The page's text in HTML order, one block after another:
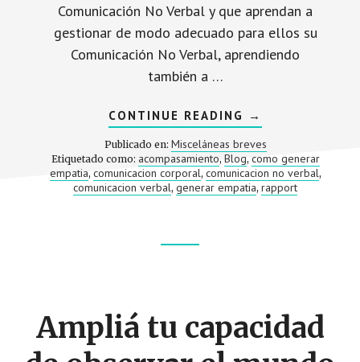
Comunicación No Verbal y que aprendan a
gestionar de modo adecuado para ellos su
Comunicación No Verbal, aprendiendo
también a …
CONTINUE READING ACERCA
DE
COMUNICACIÓN
NO
VERBAL:
CÓMO
GENERAR
EMPATÍA
→
Publicado en: Misceláneas breves
Etiquetado como: acompasamiento, Blog, como generar
empatia, comunicacion corporal, comunicacion no verbal,
comunicacion verbal,generar empatia,rapport
Ampliá tu capacidad